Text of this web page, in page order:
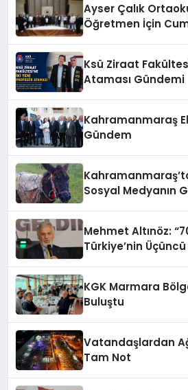
Ayser Çalık
Öğretmen İçin
Ksü Ziraat
Ataması Gündemi
Kahramanmaraş
Gündem
Sosyal Medyanın
Mehmet Altınöz:
Türkiye’nin
KGK Marmara
Buluştu
Vatandaşlardan
Tam Not